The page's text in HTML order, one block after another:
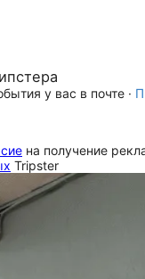
у вас в почте ·
на получение
Tripster